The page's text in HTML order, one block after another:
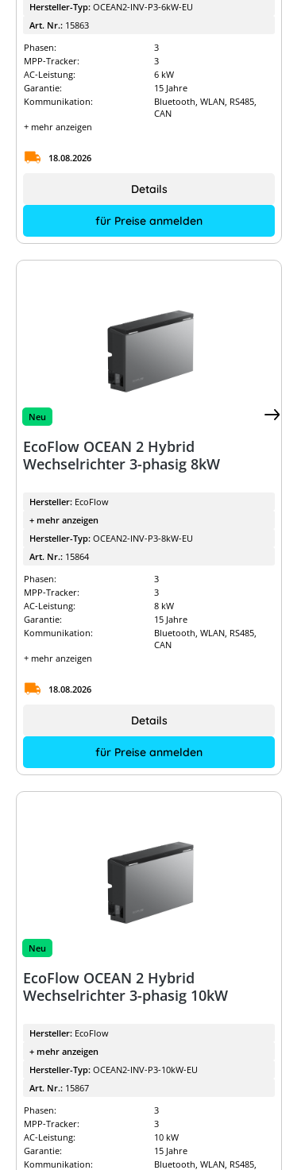
Hersteller-Typ: OCEAN2-INV-P3-6kW-EU
Art. Nr.: 15863
Phasen:
3
MPP-Tracker:
3
AC-Leistung:
6 kW
Garantie:
15 Jahre
Kommunikation:
Bluetooth, WLAN, RS485,
CAN
+ mehr anzeigen
18.08.2026
für Preise anmelden
Details
Neu
EcoFlow OCEAN 2 Hybrid
Wechselrichter 3-phasig 8kW
Hersteller: EcoFlow
+ mehr anzeigen
Hersteller-Typ: OCEAN2-INV-P3-8kW-EU
Art. Nr.: 15864
Phasen:
3
MPP-Tracker:
3
AC-Leistung:
8 kW
Garantie:
15 Jahre
Kommunikation:
Bluetooth, WLAN, RS485,
CAN
+ mehr anzeigen
18.08.2026
für Preise anmelden
Details
Neu
EcoFlow OCEAN 2 Hybrid
Wechselrichter 3-phasig 10kW
Hersteller: EcoFlow
+ mehr anzeigen
Hersteller-Typ: OCEAN2-INV-P3-10kW-EU
Art. Nr.: 15867
Phasen:
3
MPP-Tracker:
3
AC-Leistung:
10 kW
Garantie:
15 Jahre
Kommunikation:
Bluetooth, WLAN, RS485,